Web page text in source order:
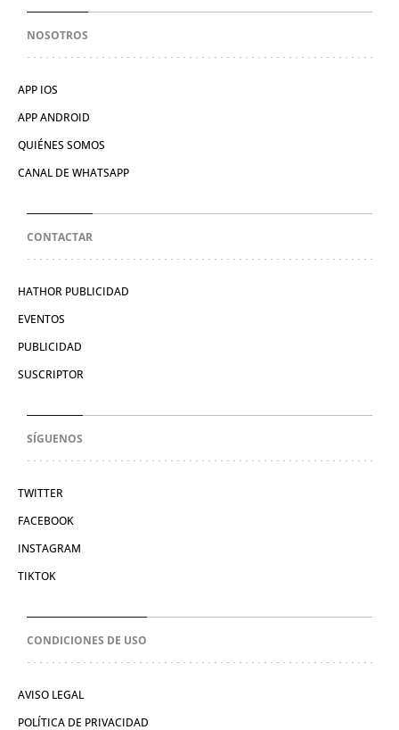
NOSOTROS
APP IOS
APP ANDROID
QUIÉNES SOMOS
CANAL DE WHATSAPP
CONTACTAR
HATHOR PUBLICIDAD
EVENTOS
PUBLICIDAD
SUSCRIPTOR
SÍGUENOS
TWITTER
FACEBOOK
INSTAGRAM
TIKTOK
CONDICIONES DE USO
AVISO LEGAL
POLÍTICA DE PRIVACIDAD